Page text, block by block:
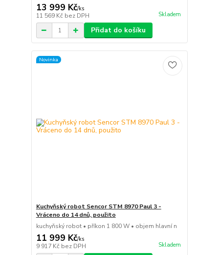
13 999 Kč/ks
11 569 Kč bez DPH Skladem
Přidat do košíku
Novinka
Kuchyňský robot Sencor STM 8970 Paul 3 -
Vráceno do 14 dnů, použito
kuchyňský robot • příkon 1 800 W • objem hlavní n
11 999 Kč/ks
9 917 Kč bez DPH Skladem